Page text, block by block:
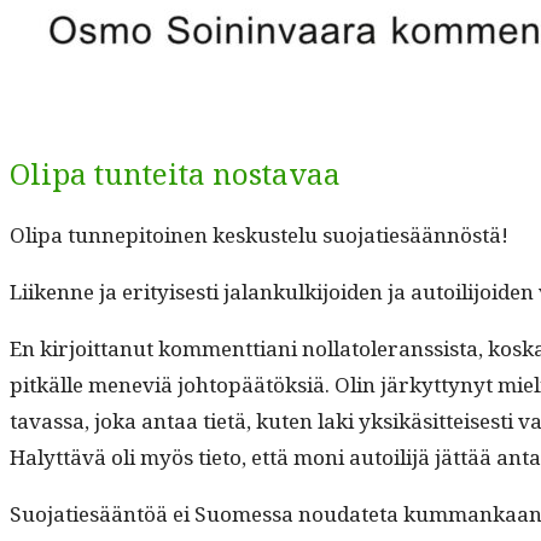
Olipa tunteita nostavaa
Oli­pa tun­nepi­toinen keskustelu suojatiesäännöstä!
Liikenne ja eri­tyis­es­ti jalankulk­i­joiden ja
En kir­joit­tanut kom­ment­tiani nol­la­tol­er­anssista,
pitkälle meneviä johtopäätök­siä. Olin järkyt­tynyt
tavas­sa, joka antaa tietä, kuten laki yksikäsit­teis­es­ti
Halyt­tävä oli myös tieto, että moni autoil­i­jä jät­tää
Suo­jatiesään­töä ei Suomes­sa nou­date­ta